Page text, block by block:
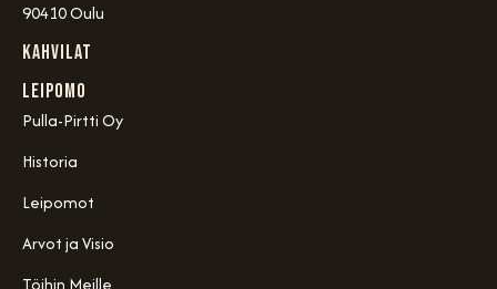
90410 Oulu
Kahvilat
Leipomo
Pulla-Pirtti Oy
Historia
Leipomot
Arvot ja Visio